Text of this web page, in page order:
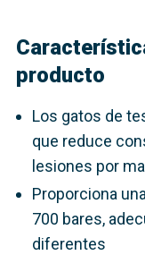
producto
Los gatos de
que reduce
lesiones por
Proporciona
700 bares,
diferentes